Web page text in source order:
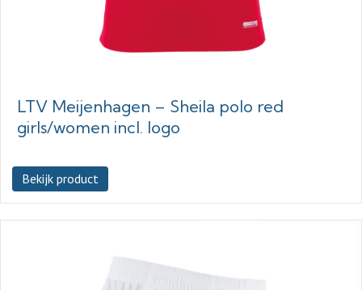
LTV Meijenhagen – Sheila polo red
girls/women incl. logo
Bekijk product